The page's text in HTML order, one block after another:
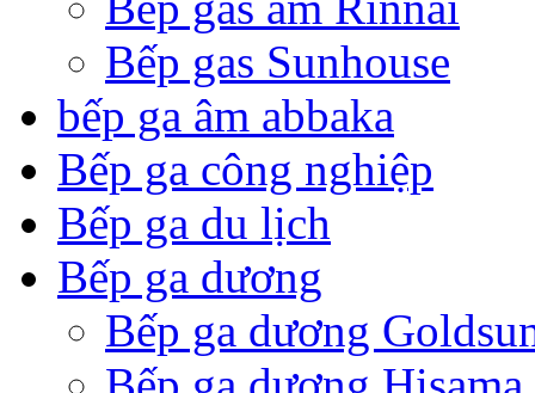
Bếp gas Sunhouse
bếp ga âm abbaka
Bếp ga công nghiệp
Bếp ga du lịch
Bếp ga dương
Bếp ga dương